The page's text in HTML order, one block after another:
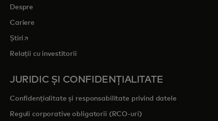
Despre
Cariere
Știri opens in a new tab
Relații cu investitorii
JURIDIC ȘI CONFIDENȚIALITATE
Confidențialitate și responsabilitate privind datele
Reguli corporative obligatorii (RCO-uri)